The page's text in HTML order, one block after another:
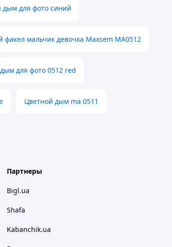
дым для фото синий
мальчик девочка Maxsem MA0512
для фото 0512 red
Цветной дым ma 0511
Партнеры
Bigl.ua
Shafa
Kabanchik.ua